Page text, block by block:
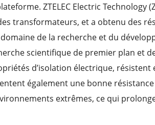
ZTELEC Electric Technology
transformateurs, et a obtenu des
de la recherche et du
scientifique de premier plan et
d’isolation électrique,
également une bonne
extrêmes, ce qui